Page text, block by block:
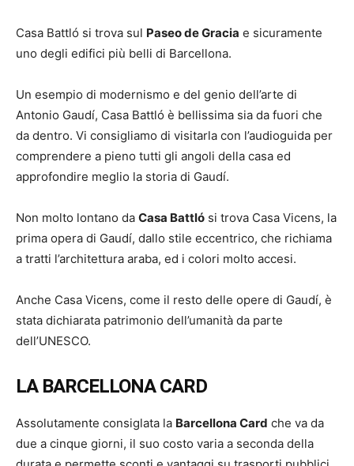
Casa Battló si trova sul Paseo de Gracia e sicuramente
uno degli edifici più belli di Barcellona.
Un esempio di modernismo e del genio dell’arte di
Antonio Gaudí, Casa Battló è bellissima sia da fuori che
da dentro. Vi consigliamo di visitarla con l’audioguida per
comprendere a pieno tutti gli angoli della casa ed
approfondire meglio la storia di Gaudí.
Non molto lontano da Casa Battló si trova Casa Vicens, la
prima opera di Gaudí, dallo stile eccentrico, che richiama
a tratti l’architettura araba, ed i colori molto accesi.
Anche Casa Vicens, come il resto delle opere di Gaudí, è
stata dichiarata patrimonio dell’umanità da parte
dell’UNESCO.
LA BARCELLONA CARD
Assolutamente consiglata la Barcellona Card che va da
due a cinque giorni, il suo costo varia a seconda della